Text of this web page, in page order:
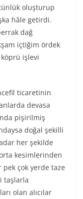
oluşturup
hâle getirdi.
dağ
içtiğim ördek
işlevi
ticaretinin
devasa
pişirilmiş
doğal şekilli
her şekilde
kesimlerinden
pek çok yerde taze
taşlarla
olan alıcılar